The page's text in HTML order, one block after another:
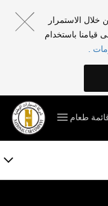
الاستمرار
قيامنا باستخدام
.
طعام